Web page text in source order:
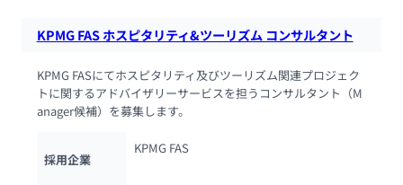
KPMG FAS ホスピタリティ&ツーリズム コンサルタント
KPMG FASにてホスピタリティ及びツーリズム関連プロジェク
トに関するアドバイザリーサービスを担うコンサルタント（M
anager候補）を募集します。
採用企業
KPMG FAS